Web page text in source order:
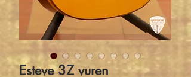
Esteve 3Z vuren